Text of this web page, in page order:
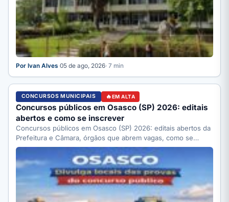
Por Ivan Alves·05 de ago, 2026· 7 min
CONCURSOS MUNICIPAIS EM ALTA
Concursos públicos em Osasco (SP) 2026: editais
abertos e como se inscrever
Concursos públicos em Osasco (SP) 2026: editais abertos da
Prefeitura e Câmara, órgãos que abrem vagas, como se…